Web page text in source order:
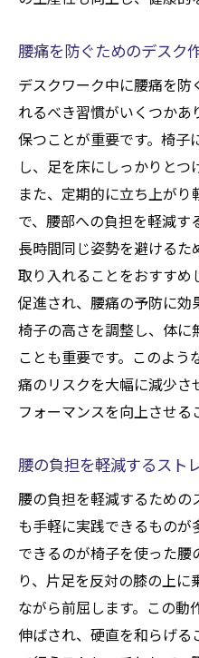
腰痛を防ぐためのデスク
デスクワーク中に腰痛を
れるべき習慣がいくつかあ
保つことが重要です。椅子
し、足を床にしっかりとつ
また、定期的に立ち上が
で、腰部への負担を軽減す
長時間同じ姿勢を避けるた
取り入れることをおすすめ
促進され、腰痛の予防に効
椅子の高さを調整し、体に
ことも重要です。このよ
痛のリスクを大幅に減少
フォーマンスを向上させる
腰の負担を軽減するスト
腰の負担を軽減するため
も手軽に実践できるものが
できるのが椅子を使った
り、片足を反対の膝の上
ながら前屈します。この動
伸ばされ、硬直を和らげる